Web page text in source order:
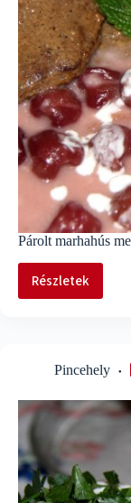
Párolt marhahús
Részletek
Párolt
darával
Pincehely